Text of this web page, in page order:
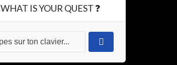
WHAT IS YOUR QUEST ❓